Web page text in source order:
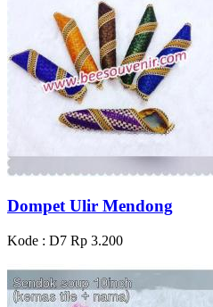
Dompet Ulir Mendong
Kode : D7 Rp 3.200